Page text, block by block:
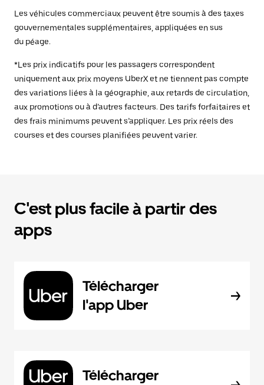
Les véhicules commerciaux peuvent être soumis à des taxes
gouvernementales supplémentaires, appliquées en sus
du péage.
*Les prix indicatifs pour les passagers correspondent
uniquement aux prix moyens UberX et ne tiennent pas compte
des variations liées à la géographie, aux retards de circulation,
aux promotions ou à d’autres facteurs. Des tarifs forfaitaires et
des frais minimums peuvent s’appliquer. Les prix réels des
courses et des courses planifiées peuvent varier.
C'est plus facile à partir des
apps
Télécharger
l'app Uber
Télécharger